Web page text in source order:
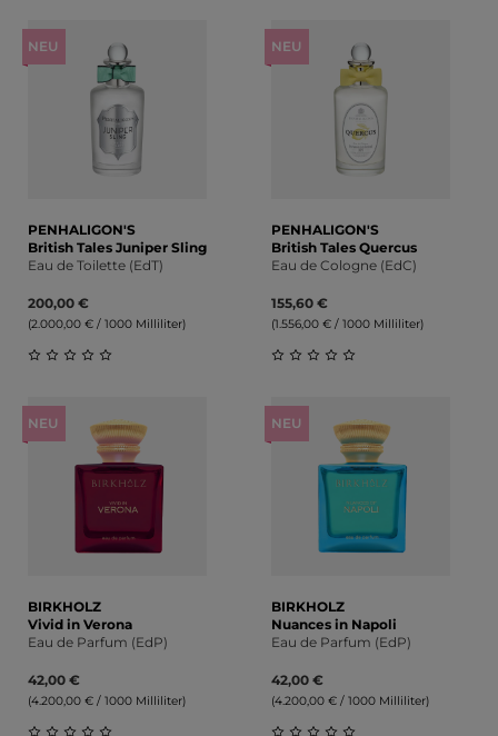
NEU
PENHALIGON'S
British Tales Juniper Sling
Eau de Toilette (EdT)
200,00 €
(2.000,00 € / 1000 Milliliter)
NEU
PENHALIGON'S
British Tales Quercus
Eau de Cologne (EdC)
155,60 €
(1.556,00 € / 1000 Milliliter)
NEU
BIRKHOLZ
Vivid in Verona
Eau de Parfum (EdP)
42,00 €
(4.200,00 € / 1000 Milliliter)
NEU
BIRKHOLZ
Nuances in Napoli
Eau de Parfum (EdP)
42,00 €
(4.200,00 € / 1000 Milliliter)